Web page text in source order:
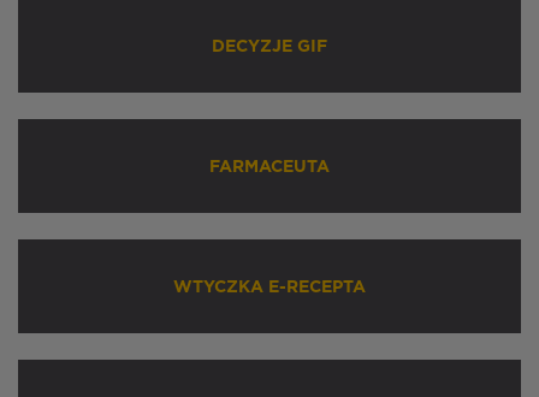
DECYZJE GIF
FARMACEUTA
WTYCZKA E-RECEPTA